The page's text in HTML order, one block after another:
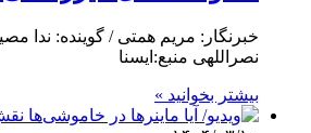
خبرنگار: مریم همتی / گوینده: ندا
نصراللهی منبع:ایسنا
بیشتر بخوانید »